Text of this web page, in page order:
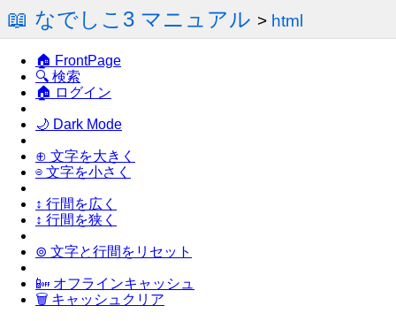
📖 なでしこ3 マニュアル > html
🏠 FrontPage
🔍 検索
🏠 ログイン
🌙 Dark Mode
⊕ 文字を大きく
⊖ 文字を小さく
↕ 行間を広く
↕ 行間を狭く
⊚ 文字と行間をリセット
📴 オフラインキャッシュ
🗑 キャッシュクリア